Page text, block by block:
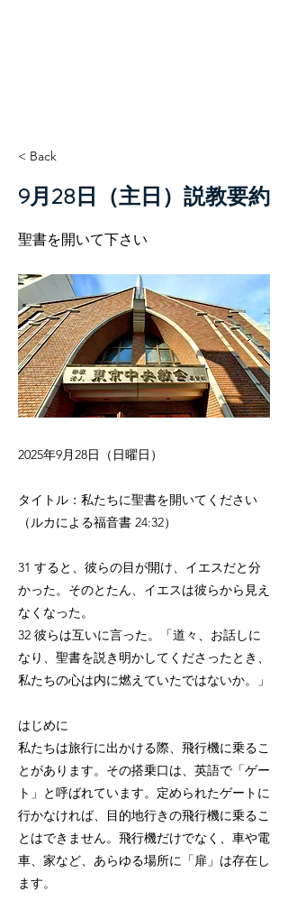
< Back
9月28日（主日）説教要約
聖書を開いて下さい
2025年9月28日（日曜日）
タイトル：私たちに聖書を開いてください
（ルカによる福音書 24:32）
31 すると、彼らの目が開け、イエスだと分
かった。そのとたん、イエスは彼らから見え
なくなった。
32 彼らは互いに言った。「道々、お話しに
なり、聖書を説き明かしてくださったとき、
私たちの心は内に燃えていたではないか。」
はじめに
私たちは旅行に出かける際、飛行機に乗るこ
とがあります。その搭乗口は、英語で「ゲー
ト」と呼ばれています。定められたゲートに
行かなければ、目的地行きの飛行機に乗るこ
とはできません。飛行機だけでなく、車や電
車、家など、あらゆる場所に「扉」は存在し
ます。